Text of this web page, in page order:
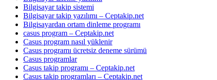
Bilgisayar takip sistemi
Bilgisayar takip yazılımı – Ceptakip.net
Bilgisayardan ortam dinleme programı
casus program – Ceptakip.net
Casus program nasıl yüklenir
Casus programı ücretsiz deneme sürümü
Casus programlar
Casus takip programı – Ceptakip.net
Casus takip programları – Ceptakip.net